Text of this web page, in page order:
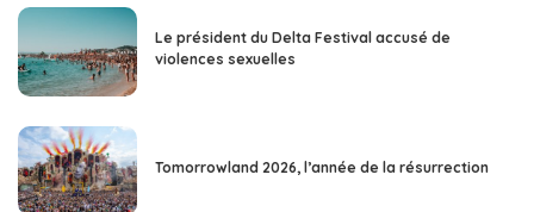
Le président du Delta Festival accusé de
violences sexuelles
Tomorrowland 2026, l’année de la résurrection